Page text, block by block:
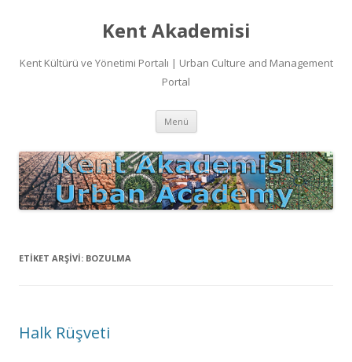
Kent Akademisi
Kent Kültürü ve Yönetimi Portalı | Urban Culture and Management
Portal
Menü İçeriğe
ETIKET ARŞIVI: BOZULMA
Halk Rüşveti